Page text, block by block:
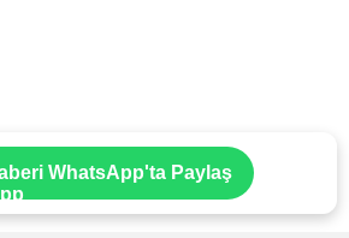
WhatsApp'ta Paylaş